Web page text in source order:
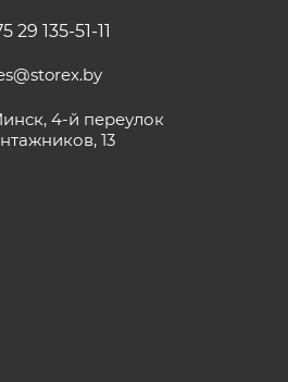
29 135-51-11
4-й переулок
13